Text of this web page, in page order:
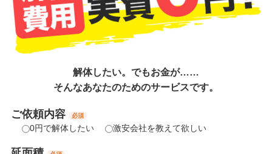
解体したい。でもお金が……
そんなあなたのためのサービスです。
ご依頼内容 必須
0円で解体したい 激安会社を教えて欲しい